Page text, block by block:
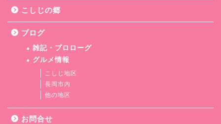
こしじの郷
ブログ
雑記・プロローグ
グルメ情報
こしじ地区
長岡市内
他の地区
お問合せ